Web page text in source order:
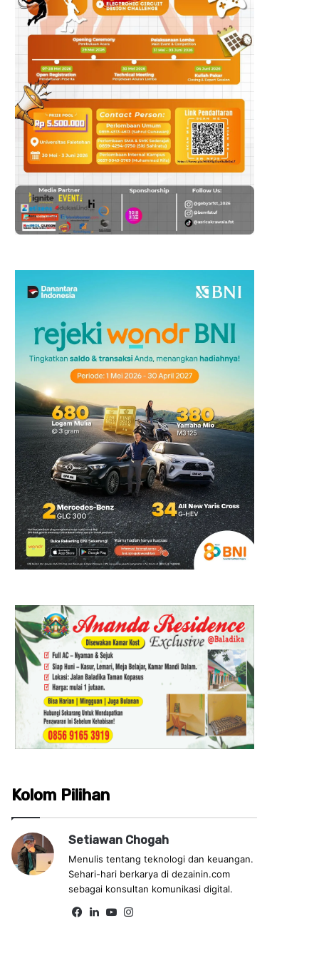
Kolom Pilihan
Setiawan Chogah
Menulis tentang teknologi dan keuangan.
Sehari-hari berkarya di dezainin.com
sebagai konsultan komunikasi digital.
Fa Lin Yo